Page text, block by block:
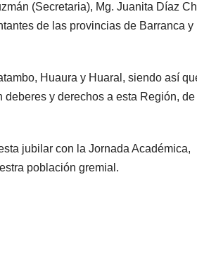
(Secretaria), Mg. Juanita Díaz
de las provincias de Barranca y
Huaura y Huaral, siendo así
y derechos a esta Región, de
jubilar con la Jornada Académica,
población gremial.